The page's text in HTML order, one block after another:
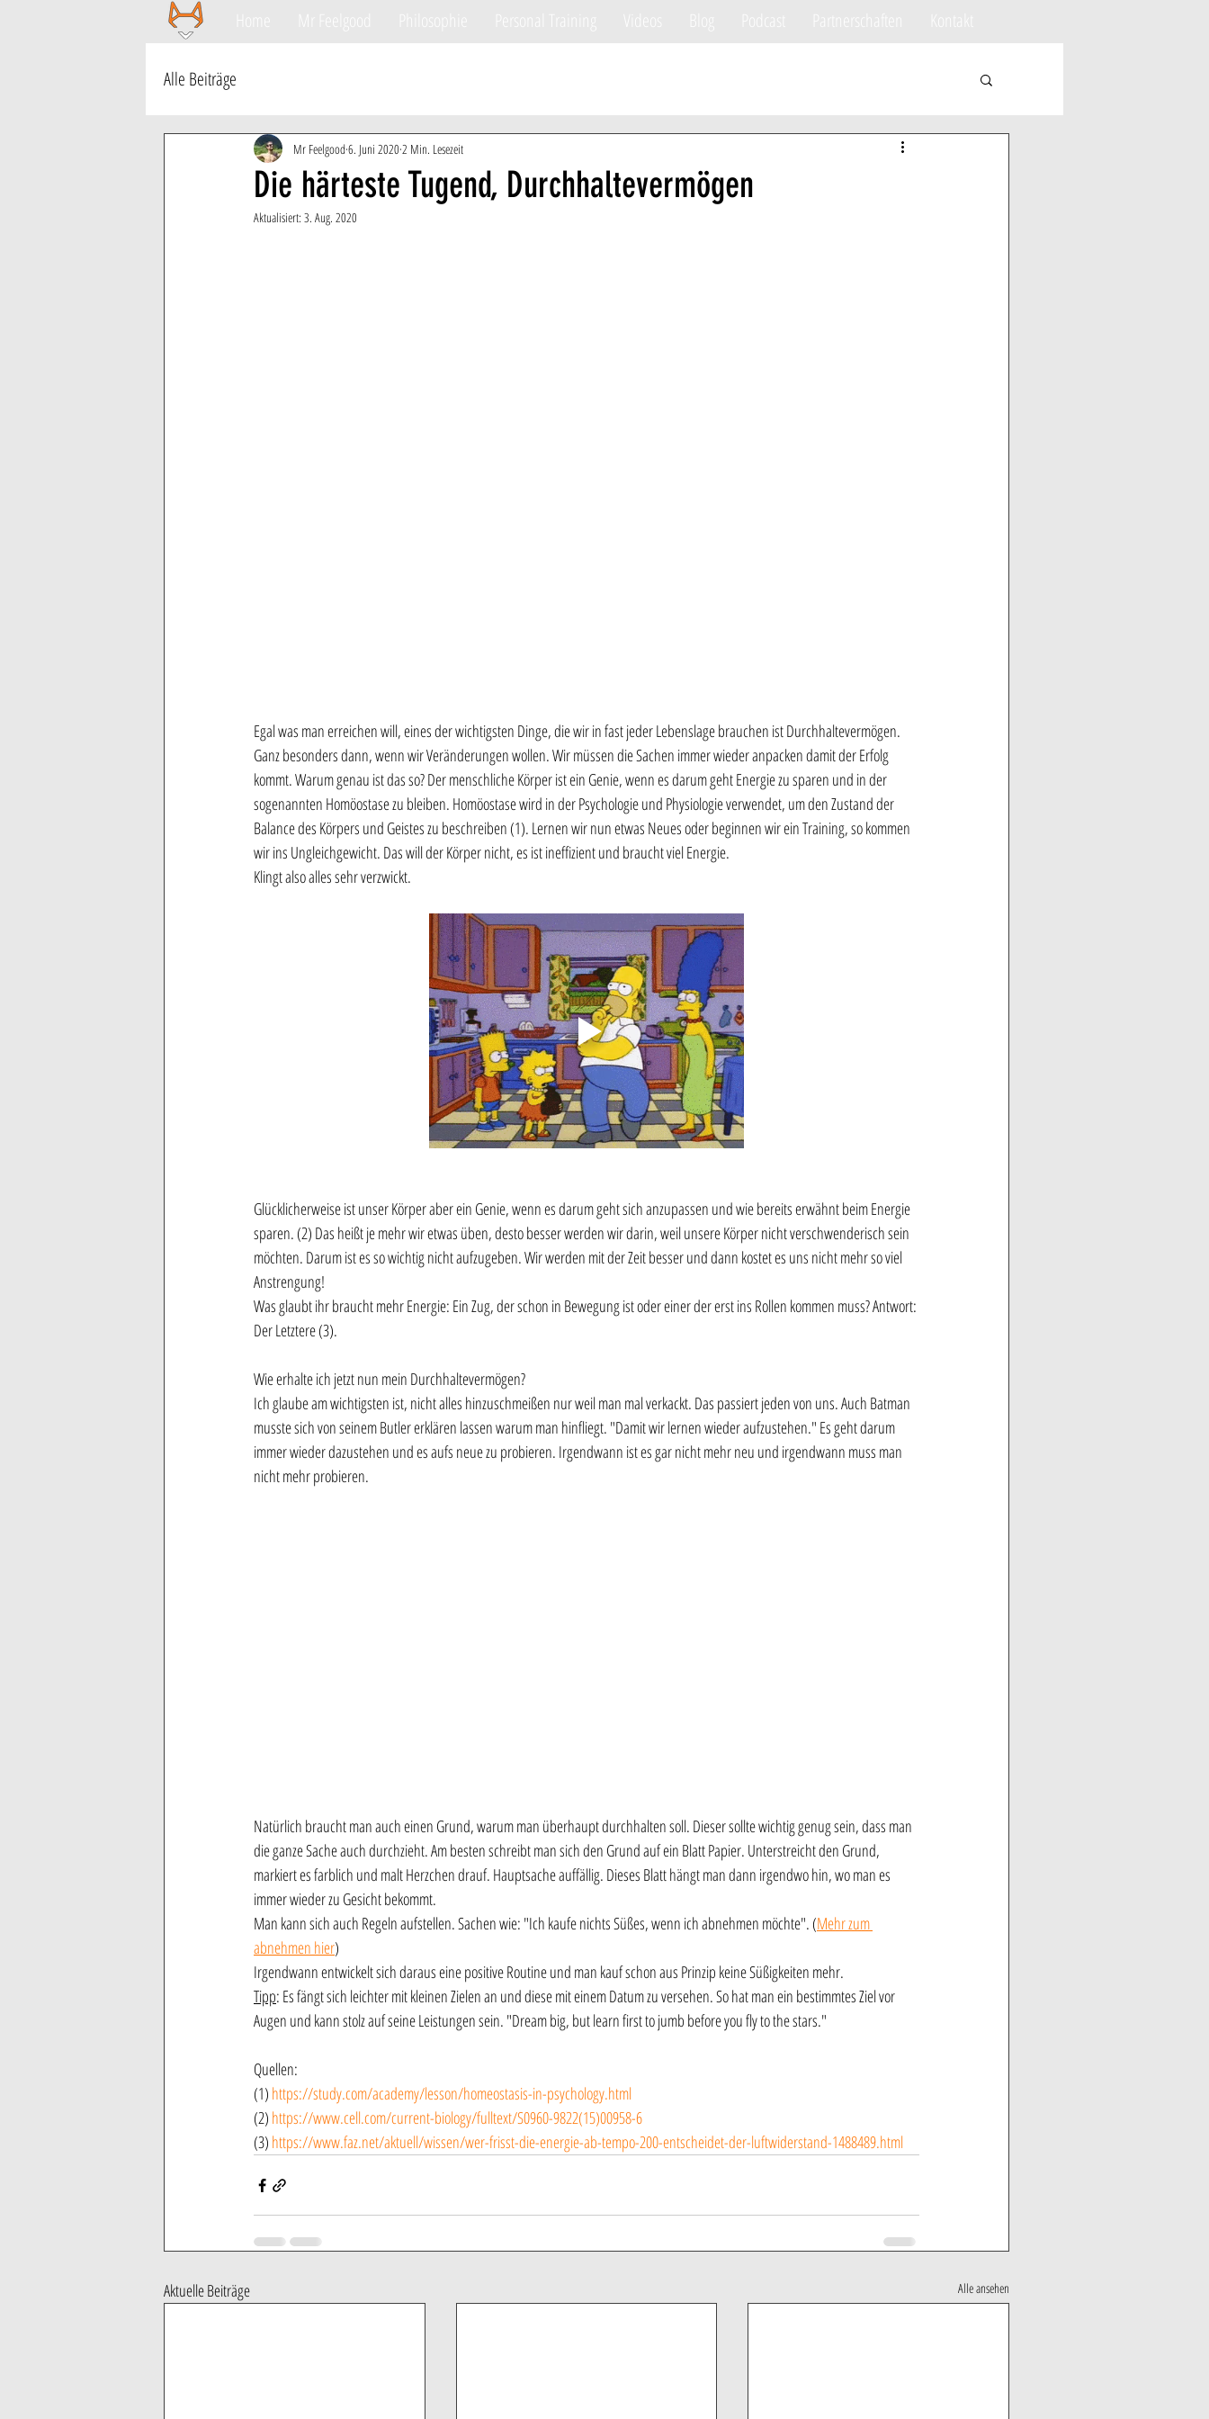
Alle Beiträge
Die härteste Tugend, Durchhaltevermögen
Mr Feelgood6. Juni 2020 2 Min. Lesezeit
Aktualisiert: 3. Aug. 2020
Egal was man erreichen will, eines der wichtigsten Dinge, die wir in fast jeder Lebenslage brauchen ist Durchhaltevermögen.
Ganz besonders dann, wenn wir Veränderungen wollen. Wir müssen die Sachen immer wieder anpacken damit der Erfolg
kommt. Warum genau ist das so? Der menschliche Körper ist ein Genie, wenn es darum geht Energie zu sparen und in der
sogenannten Homöostase zu bleiben. Homöostase wird in der Psychologie und Physiologie verwendet, um den Zustand der
Balance des Körpers und Geistes zu beschreiben (1). Lernen wir nun etwas Neues oder beginnen wir ein Training, so kommen
wir ins Ungleichgewicht. Das will der Körper nicht, es ist ineffizient und braucht viel Energie.
Klingt also alles sehr verzwickt.
Glücklicherweise ist unser Körper aber ein Genie, wenn es darum geht sich anzupassen und wie bereits erwähnt beim Energie
sparen. (2) Das heißt je mehr wir etwas üben, desto besser werden wir darin, weil unsere Körper nicht verschwenderisch sein
möchten. Darum ist es so wichtig nicht aufzugeben. Wir werden mit der Zeit besser und dann kostet es uns nicht mehr so viel
Anstrengung!
Was glaubt ihr braucht mehr Energie: Ein Zug, der schon in Bewegung ist oder einer der erst ins Rollen kommen muss? Antwort:
Der Letztere (3).
Wie erhalte ich jetzt nun mein Durchhaltevermögen?
Ich glaube am wichtigsten ist, nicht alles hinzuschmeißen nur weil man mal verkackt. Das passiert jeden von uns. Auch Batman
musste sich von seinem Butler erklären lassen warum man hinfliegt. "Damit wir lernen wieder aufzustehen." Es geht darum
immer wieder dazustehen und es aufs neue zu probieren. Irgendwann ist es gar nicht mehr neu und irgendwann muss man
nicht mehr probieren.
Natürlich braucht man auch einen Grund, warum man überhaupt durchhalten soll. Dieser sollte wichtig genug sein, dass man
die ganze Sache auch durchzieht. Am besten schreibt man sich den Grund auf ein Blatt Papier. Unterstreicht den Grund,
markiert es farblich und malt Herzchen drauf. Hauptsache auffällig. Dieses Blatt hängt man dann irgendwo hin, wo man es
immer wieder zu Gesicht bekommt.
Man kann sich auch Regeln aufstellen. Sachen wie: "Ich kaufe nichts Süßes, wenn ich abnehmen möchte". (Mehr zum
abnehmen hier)
Irgendwann entwickelt sich daraus eine positive Routine und man kauf schon aus Prinzip keine Süßigkeiten mehr.
Tipp: Es fängt sich leichter mit kleinen Zielen an und diese mit einem Datum zu versehen. So hat man ein bestimmtes Ziel vor
Augen und kann stolz auf seine Leistungen sein. "Dream big, but learn first to jumb before you fly to the stars."
Quellen:
(1) https://study.com/academy/lesson/homeostasis-in-psychology.html
(2) https://www.cell.com/current-biology/fulltext/S0960-9822(15)00958-6
(3) https://www.faz.net/aktuell/wissen/wer-frisst-die-energie-ab-tempo-200-entscheidet-der-luftwiderstand-1488489.html
Aktuelle Beiträge Alle ansehen